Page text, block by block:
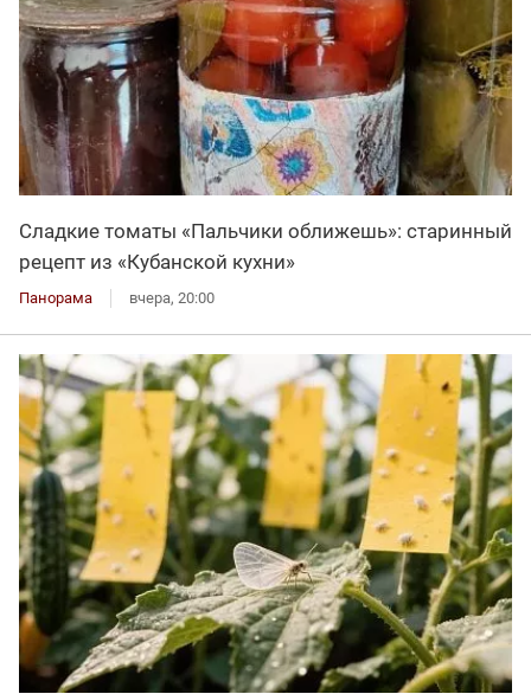
Сладкие томаты «Пальчики оближешь»: старинный
рецепт из «Кубанской кухни»
Панорама вчера, 20:00